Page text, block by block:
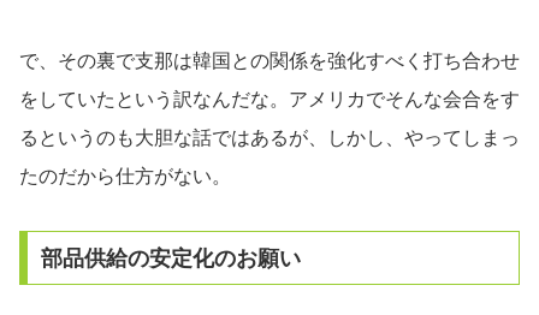
で、その裏で支那は韓国との関係を強化すべく打ち合わせ
をしていたという訳なんだな。アメリカでそんな会合をす
るというのも大胆な話ではあるが、しかし、やってしまっ
たのだから仕方がない。
部品供給の安定化のお願い